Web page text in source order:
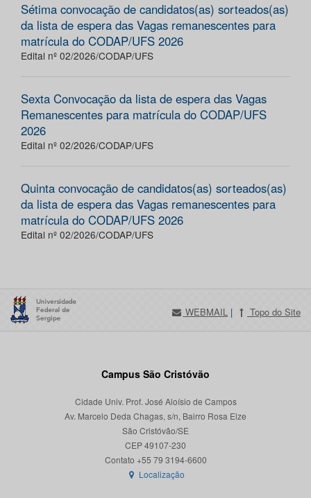
Sétima convocação de candidatos(as) sorteados(as)
da lista de espera das Vagas remanescentes para
matrícula do CODAP/UFS 2026
Edital nº 02/2026/CODAP/UFS
Sexta Convocação da lista de espera das Vagas
Remanescentes para matrícula do CODAP/UFS
2026
Edital nº 02/2026/CODAP/UFS
Quinta convocação de candidatos(as) sorteados(as)
da lista de espera das Vagas remanescentes para
matrícula do CODAP/UFS 2026
Edital nº 02/2026/CODAP/UFS
WEBMAIL | Topo do Site
Campus São Cristóvão
Cidade Univ. Prof. José Aloísio de Campos
Av. Marcelo Deda Chagas, s/n, Bairro Rosa Elze
São Cristóvão/SE
CEP 49107-230
Localização